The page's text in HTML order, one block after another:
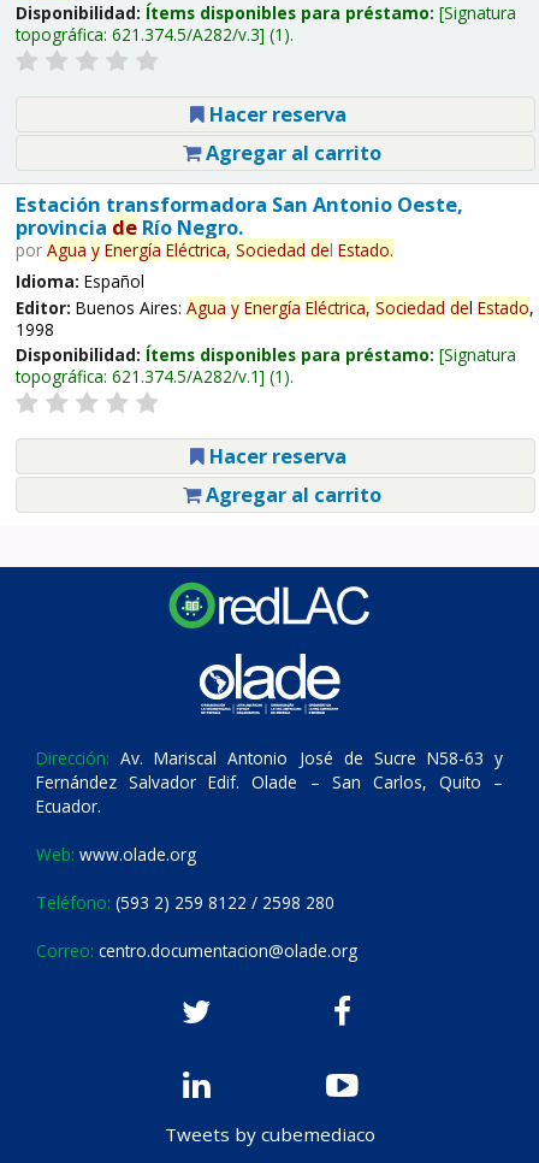
Disponibilidad: Ítems disponibles para préstamo: Signatura
topográfica: 621.374.5/A282/v.3 (1).
Hacer reserva
Agregar al carrito
Estación transformadora San Antonio Oeste,
provincia deRío Negro.
por Agua y Energía Eléctrica, Sociedad del Estado.
Idioma: Español
Editor: Buenos Aires: Agua y Energía Eléctrica, Sociedad del Estado,
1998
Disponibilidad: Ítems disponibles para préstamo: Signatura
topográfica: 621.374.5/A282/v.1 (1).
Hacer reserva
Agregar al carrito
Dirección: Av. Mariscal Antonio José de Sucre N58-63 y
Fernández Salvador Edif. Olade – San Carlos, Quito –
Ecuador.
Web: www.olade.org
Teléfono: (593 2) 259 8122 / 2598 280
Correo: centro.documentacion@olade.org
Tweets by cubemediaco